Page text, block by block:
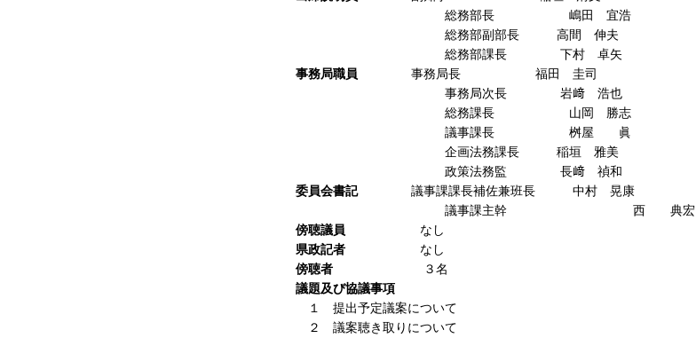
総務部長 嶋田 宜浩
総務部副部長 高間 伸夫
総務部課長 下村 卓矢
事務局職員事務局長 福田 圭司
事務局次長 岩﨑 浩也
総務課長 山岡 勝志
議事課長 桝屋 眞
企画法務課長 稲垣 雅美
政策法務監 長﨑 禎和
委員会書記議事課課長補佐兼班長 中村 晃康
議事課主幹 西 典宏
傍聴議員 なし
県政記者 なし
傍聴者
３名
議題及び協議事項
１ 提出予定議案について
２ 議案聴き取りについて